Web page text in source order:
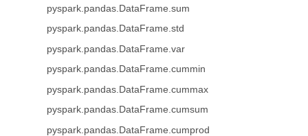
pyspark.pandas.DataFrame.sum
pyspark.pandas.DataFrame.std
pyspark.pandas.DataFrame.var
pyspark.pandas.DataFrame.cummin
pyspark.pandas.DataFrame.cummax
pyspark.pandas.DataFrame.cumsum
pyspark.pandas.DataFrame.cumprod